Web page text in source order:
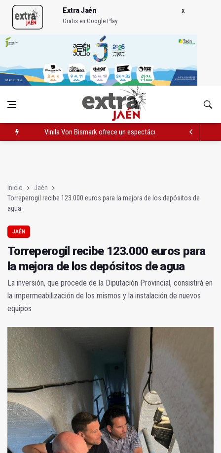
Extra Jaén
Gratis en Google Play
Vinila Von Bismark ofrece un espectáculo "rompedor" en el
El lateral izquiero sub 23 David Márquez, nuevo fichaje del
Inicio
Jaén
Torreperogil recibe 123.000 euros para la mejora de los depósitos de
agua
JAÉN
Torreperogil recibe 123.000 euros para
la mejora de los depósitos de agua
La inversión, que procede de la Diputación Provincial, consistirá en
la impermeabilización de los mismos y la instalación de nuevos
equipos